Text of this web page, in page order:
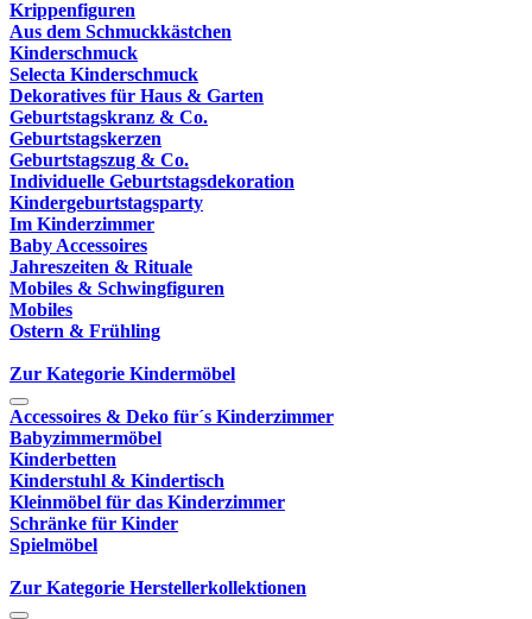
Krippenfiguren
Aus dem Schmuckkästchen
Kinderschmuck
Selecta Kinderschmuck
Dekoratives für Haus & Garten
Geburtstagskranz & Co.
Geburtstagskerzen
Geburtstagszug & Co.
Individuelle Geburtstagsdekoration
Kindergeburtstagsparty
Im Kinderzimmer
Baby Accessoires
Jahreszeiten & Rituale
Mobiles & Schwingfiguren
Mobiles
Ostern & Frühling
Zur Kategorie Kindermöbel
Accessoires & Deko für´s Kinderzimmer
Babyzimmermöbel
Kinderbetten
Kinderstuhl & Kindertisch
Kleinmöbel für das Kinderzimmer
Schränke für Kinder
Spielmöbel
Zur Kategorie Herstellerkollektionen